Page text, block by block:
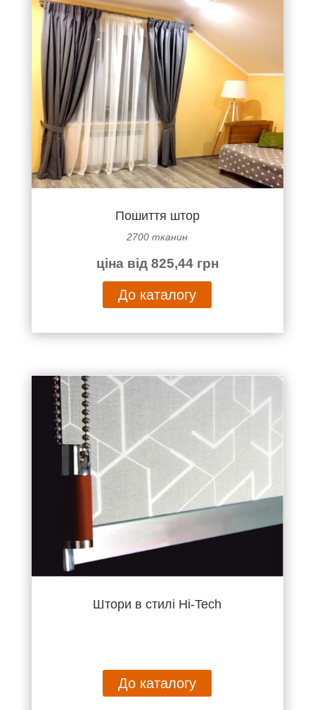
Пошиття штор
2700 тканин
ціна від 825,44 грн
До каталогу
Штори в стилі Hi-Tech
До каталогу